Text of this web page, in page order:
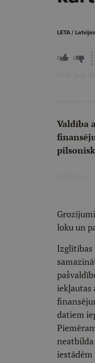
LETA /
0 0
2026. gada 29.
Valdība
loku un
Izglītības
iekļautas
datiem